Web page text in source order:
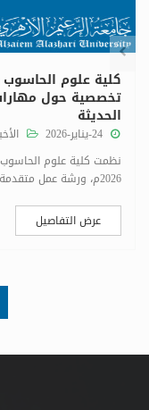
كلية علوم
تخصصية حول مهارات
الحديثة
2026م، ورشة عمل متقدمة (أسفيري...
عرض التفاصيل